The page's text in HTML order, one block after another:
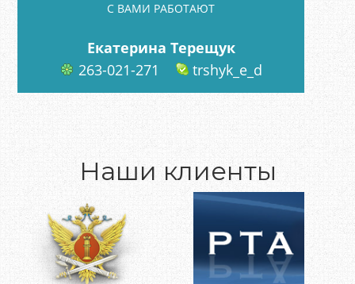
C ВАМИ РАБОТАЮТ
Екатерина Терещук
263-021-271
trshyk_e_d
Наши клиенты